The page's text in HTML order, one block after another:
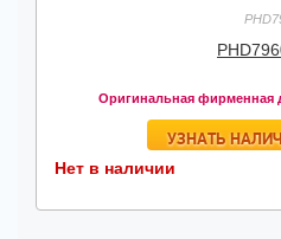
Оригинальная фирменная
УЗНАТЬ
Нет в наличии